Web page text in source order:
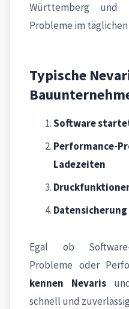
Württemberg und
Probleme im
Typische
Software
Performance-
Ladezeiten
Egal ob
Probleme oder
kennen Nevaris
schnell und